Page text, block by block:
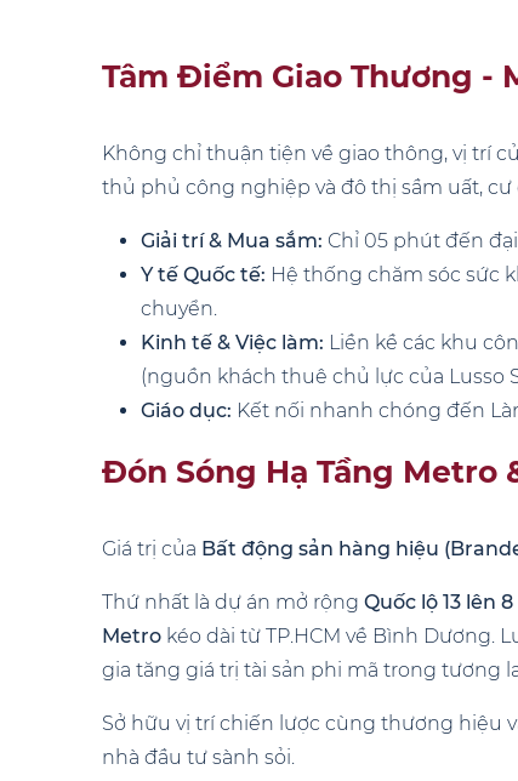
Tâm Điểm Giao Thương -
Không chỉ thuận tiện về giao thông, vị trí
thủ phủ công nghiệp và đô thị sầm uất,
Giải trí & Mua sắm: Chỉ 05 phút đến
Y tế Quốc tế: Hệ thống chăm sóc sức
chuyển.
Kinh tế & Việc làm: Liền kề các khu
(nguồn khách thuê chủ lực của Lusso
Giáo dục: Kết nối nhanh chóng đến
Đón Sóng Hạ Tầng Metro
Giá trị của Bất động sản hàng hiệu
Thứ nhất là dự án mở rộng Quốc lộ 13 lên
Metro kéo dài từ TP.HCM về Bình Dương.
gia tăng giá trị tài sản phi mã trong tương
Sở hữu vị trí chiến lược cùng thương hiệu
nhà đầu tư sành sỏi.